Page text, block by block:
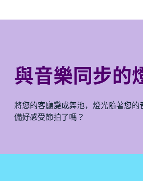
與音樂同步的
將您的客廳變成舞池，燈光隨著您的
備好感受節拍了嗎？